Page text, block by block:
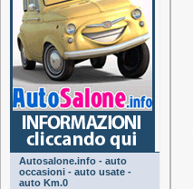
Autosalone.info - auto
occasioni - auto usate -
auto Km.0